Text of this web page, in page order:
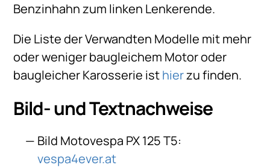
Benzinhahn zum linken Lenkerende.
Die Liste der Verwandten Modelle mit mehr
oder weniger baugleichem Motor oder
baugleicher Karosserie isthierzu finden.
Bild- und Textnachweise
Bild Motovespa PX 125 T5:
vespa4ever.at